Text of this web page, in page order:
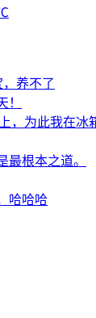
养不了
！
，为此我在
最根本之道。
哈哈哈